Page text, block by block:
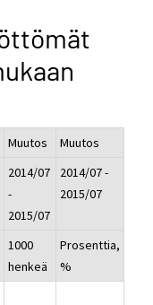
Muutos
Muutos
2014/07
-
2015/07
2014/07 -
2015/07
1000
henkeä
Prosenttia,
%